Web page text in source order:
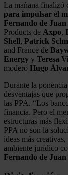
La mañana finalizó
para impulsar el
Fernando de
Products de Axpo,
Shell, Patrick
and France de
Energy y Teresa
moderó Hugo
Durante la
desventajas que
las PPA. “Los
financia. Pero el
estructuras más
PPA no son la
ideas más
ambiente jurídico
Fernando de Juan